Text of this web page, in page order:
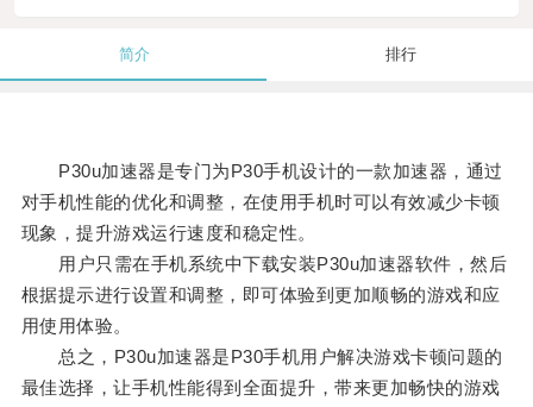
简介 排行
P30u加速器是专门为P30手机设计的一款加速器，通过
对手机性能的优化和调整，在使用手机时可以有效减少卡顿
现象，提升游戏运行速度和稳定性。
用户只需在手机系统中下载安装P30u加速器软件，然后
根据提示进行设置和调整，即可体验到更加顺畅的游戏和应
用使用体验。
总之，P30u加速器是P30手机用户解决游戏卡顿问题的
最佳选择，让手机性能得到全面提升，带来更加畅快的游戏